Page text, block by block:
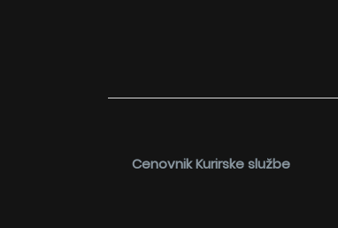
Cenovnik Kurirske službe